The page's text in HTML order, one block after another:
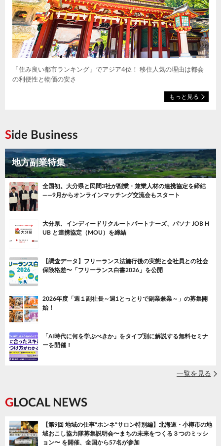
「住み良い都市ランキング」でアジア4位！ 移住人気の理由は都会
の利便性と物価の安さ
もっと見る
Side Business
地方副業特集
全国初。大分県と民間3社が副業・兼業人材の連携協定を締結
——9月からオンラインマッチング交流会もスタート
大分県、インディードリクルートパートナーズ、パソナ JOB H
UB と連携協定（MOU）を締結
【調査データ】フリーランス法施行後の実態と会社員との社会
保険格差〜「フリーランス白書2026」を公開
2026年度「週１副社長～週1とっとりで副業兼業～」の募集開
始！
「AI時代に何を学ぶべきか」をタイプ別に解説する無料セミナ
ーを開催！
一覧を見る
GLOCAL NEWS
【第9回 地域の仕事"ホンネ"サロン特別編】北海道・小樽市の地
域おこし協力隊募集説明会〜まちの未来をつくる３つのミッシ
ョン〜 を開催、全国から57名が参加